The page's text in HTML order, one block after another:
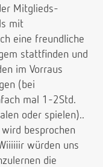
Mitglieds-
mit
eine freundliche
stattfinden und
im Vorraus
(bei
mal 1-2Std.
oder spielen)..
besprochen
würden uns
die